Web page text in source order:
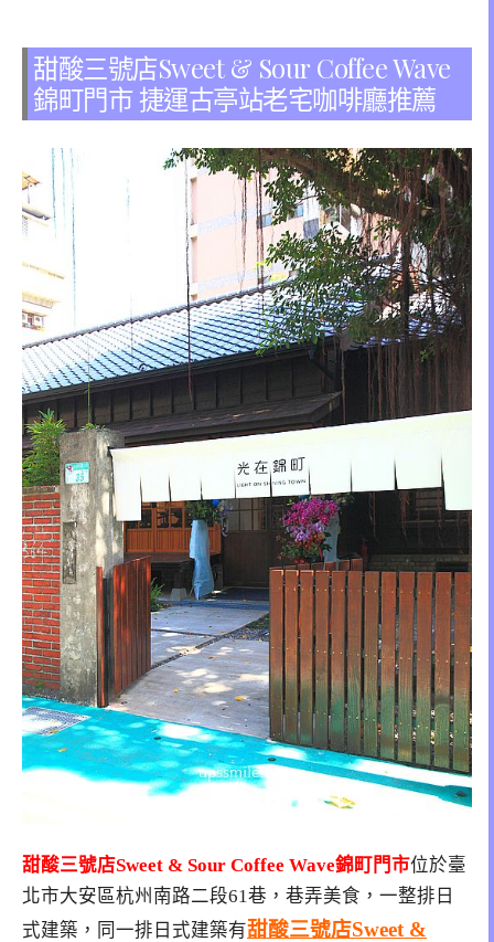
甜酸三號店Sweet & Sour Coffee Wave
錦町門市 捷運古亭站老宅咖啡廳推薦
甜酸三號店Sweet & Sour Coffee Wave錦町門市位於臺
北市大安區杭州南路二段61巷，巷弄美食，一整排日
式建築，同一排日式建築有甜酸三號店Sweet &